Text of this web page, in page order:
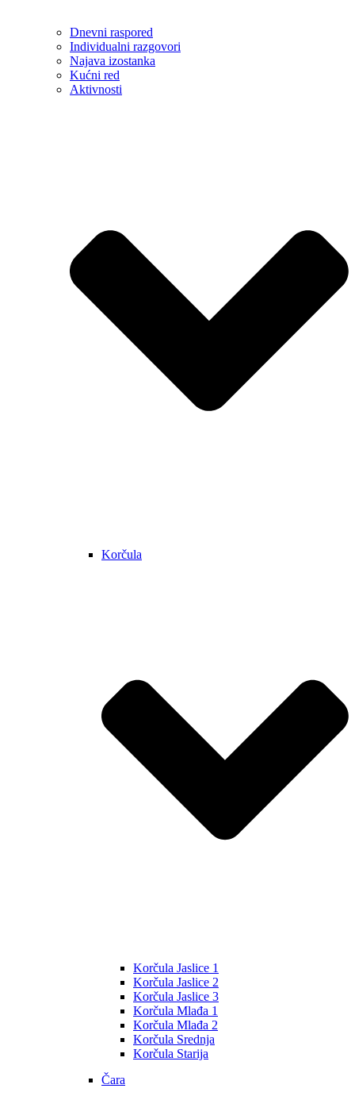
Dnevni raspored
Individualni razgovori
Najava izostanka
Kućni red
Aktivnosti
Korčula
Korčula Jaslice 1
Korčula Jaslice 2
Korčula Jaslice 3
Korčula Mlađa 1
Korčula Mlađa 2
Korčula Srednja
Korčula Starija
Čara